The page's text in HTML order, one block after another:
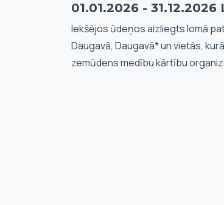
01.01.2026 -
Iekšējos ūdeņos aizliegts lomā
Daugavā, Daugavā* un vietās,
zemūdens medību kārtību